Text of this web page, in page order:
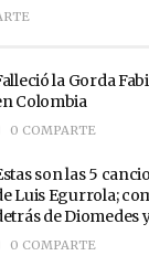
la Gorda
Colombia
0 COMPARTE
son las 5
Luis Egurrola;
de Diomedes
0 COMPARTE